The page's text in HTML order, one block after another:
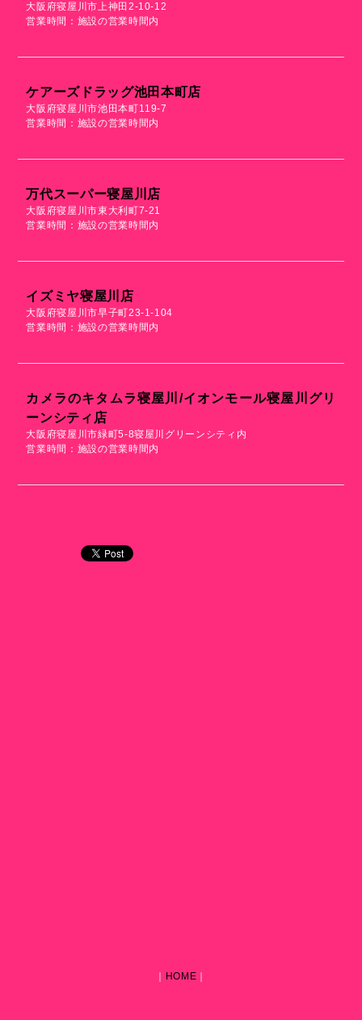
大阪府寝屋川市上神田2-10-12
営業時間：施設の営業時間内
ケアーズドラッグ池田本町店
大阪府寝屋川市池田本町119-7
営業時間：施設の営業時間内
万代スーパー寝屋川店
大阪府寝屋川市東大利町7-21
営業時間：施設の営業時間内
イズミヤ寝屋川店
大阪府寝屋川市早子町23-1-104
営業時間：施設の営業時間内
カメラのキタムラ寝屋川/イオンモール寝屋川グリ
ーンシティ店
大阪府寝屋川市緑町5-8寝屋川グリーンシティ内
営業時間：施設の営業時間内
HOME